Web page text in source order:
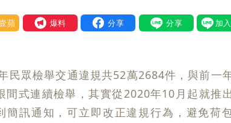
我要爆料
民眾檢舉交通違規共52萬2684件，與前一
式連續檢舉，其實從2020年10月起就推
訊通知，可立即改正違規行為，避免荷